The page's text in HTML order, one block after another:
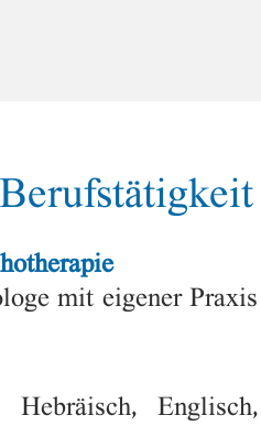
ätigkeit
mit eigener Praxis
Hebräisch, Englisch,